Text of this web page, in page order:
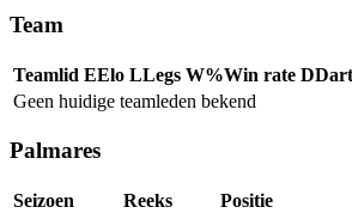
Team
Teamlid EElo LLegs W%Win rate D
Geen huidige teamleden bekend
Palmares
Seizoen Reeks
Positie